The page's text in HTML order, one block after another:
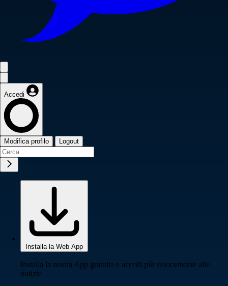
Accedi
Modifica profilo Logout
Installa la Web App
Installa la nostra App gratuita e accedi più velocemente alle
notizie